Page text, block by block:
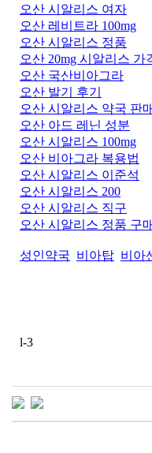
오산 시알리스 여자
오산 레비트라 100mg
오산 시알리스 정품
오산 20mg 시알리스 가
오산 국산비아그라
오산 발기 후기
오산 시알리스 약국 판매
오산 아드 레닌 성분
오산 시알리스 100mg
오산 비아그라 복용법
오산 시알리스 이준석
오산 시알리스 200
오산 시알리스 직구
오산 시알리스 정품 구매
성인약국 비아탑 비아
l-3